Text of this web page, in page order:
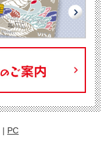
| PC